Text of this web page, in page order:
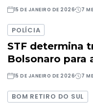
15 DE JANEIRO DE 2026 7
POLÍCIA
STF determina
Bolsonaro para
15 DE JANEIRO DE 2026 7
BOM RETIRO DO SUL